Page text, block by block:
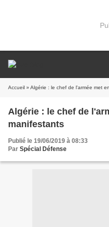
Accueil » Algérie : le chef de l'armée met
Algérie : le chef de
manifestants
Publié le 19/06/2019 à 08:33
Par Spécial Défense